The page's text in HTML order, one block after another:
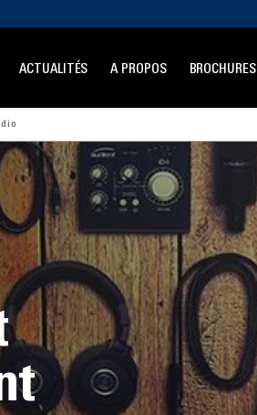
ACTUALITÉS A PROPOS BROCHURES